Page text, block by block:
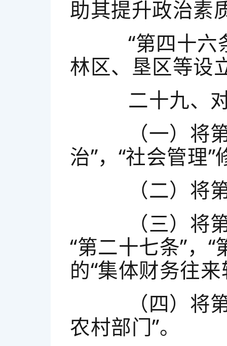
助其提升政治素
“第四十六
林区、垦区等设
二十九、对
（一）将第
治”，“社会管理
（二）将第
（三）将第
“第二十七条”，
的“集体财务往
（四）将第
农村部门”。